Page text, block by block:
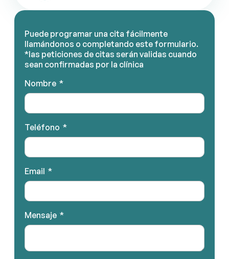
Puede programar una cita fácilmente
llamándonos o completando este formulario.
*las peticiones de citas serán validas cuando
sean confirmadas por la clínica
Nombre
Teléfono
Email
Mensaje